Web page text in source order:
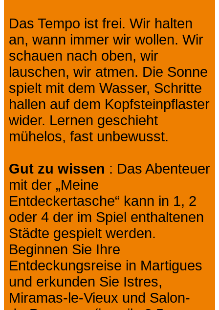
Das Tempo ist frei. Wir halten
an, wann immer wir wollen. Wir
schauen nach oben, wir
lauschen, wir atmen. Die Sonne
spielt mit dem Wasser, Schritte
hallen auf dem Kopfsteinpflaster
wider. Lernen geschieht
mühelos, fast unbewusst.
Gut zu wissen : Das Abenteuer
mit der „Meine
Entdeckertasche“ kann in 1, 2
oder 4 der im Spiel enthaltenen
Städte gespielt werden.
Beginnen Sie Ihre
Entdeckungsreise in Martigues
und erkunden Sie Istres,
Miramas-le-Vieux und Salon-